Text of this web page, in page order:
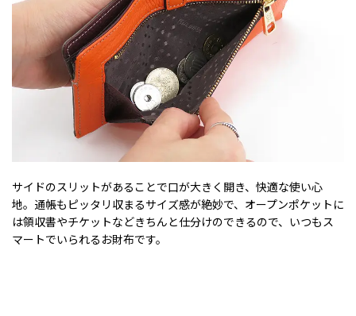
サイドのスリットがあることで口が大きく開き、快適な使い心
地。通帳もピッタリ収まるサイズ感が絶妙で、オープンポケットに
は領収書やチケットなどきちんと仕分けのできるので、いつもス
マートでいられるお財布です。